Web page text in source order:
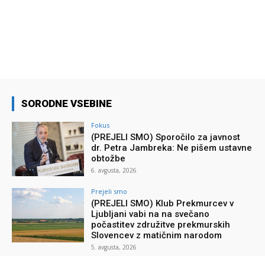
SORODNE VSEBINE
Fokus
(PREJELI SMO) Sporočilo za javnost
dr. Petra Jambreka: Ne pišem ustavne
obtožbe
6. avgusta, 2026
Prejeli smo
(PREJELI SMO) Klub Prekmurcev v
Ljubljani vabi na na svečano
počastitev združitve prekmurskih
Slovencev z matičnim narodom
5. avgusta, 2026